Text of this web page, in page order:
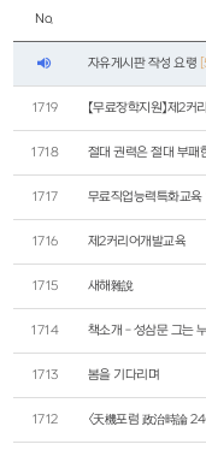
No.
자유게시판 작성 요령
1719 【무료장학지원】제2커
1718 절대 권력은 절대 부패
1717 무료직업능력특화교육
1716 제2커리어개발교육
1715 새해雜說
1714 책소개 - 성삼문 그는
1713 봄을 기다리며
1712